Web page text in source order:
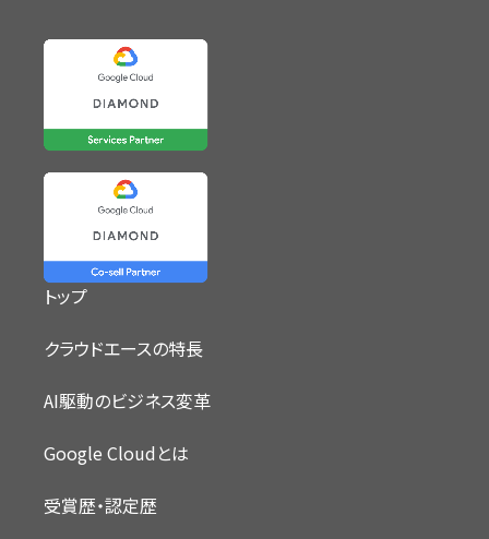
トップ
クラウドエースの特長
AI駆動のビジネス変革
Google Cloudとは
受賞歴・認定歴